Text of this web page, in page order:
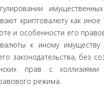
криптовалюту как
и особенности его
к иному
законодательства, без
прав с
режима.